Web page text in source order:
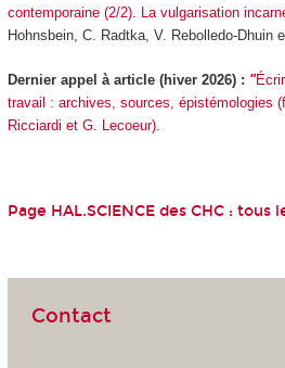
contemporaine (2/2). La vulgarisation
Hohnsbein, C. Radtka, V. Rebolledo-Dhuin
Dernier appel à article (hiver 2026) : "
travail : archives, sources, épistémologies
Ricciardi et G. Lecoeur).
Page HAL.SCIENCE des CHC : tous
Contact